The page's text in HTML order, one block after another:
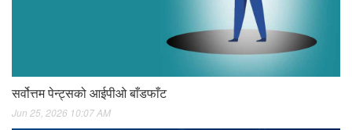
सर्वोत्तम पेन्ट्सको आईपीओ बाँडफाँट
Jun 25, 2026 10:07 AM